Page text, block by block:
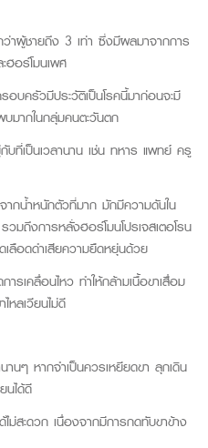
าผู้ชายถึง 3 เท่า ซึ่งมีผลมาจากการ
ฮอร์โมนเพศ
อบครัวมีประวัติเป็นโรคนี้มาก่อนจะมี
บมากในกลุ่มคนตะวันตก
เป็นเวลานาน เช่น ทหาร แพทย์ ครู
ากน้ำหนักตัวที่มาก มักมีความดันใน
ถึงการหลั่งฮอร์โมนโปรเจสเตอโรน
ลือดดำเสียความยืดหยุ่นด้วย
ารเคลื่อนไหว ทำให้กล้ามเนื้อขาเสื่อม
หลเวียนไม่ดี
นๆ หากจำเป็นควรเหยียดขา ลุกเดิน
นได้ดี
ด้ไม่สะดวก เนื่องจากมีการกดทับขาข้าง